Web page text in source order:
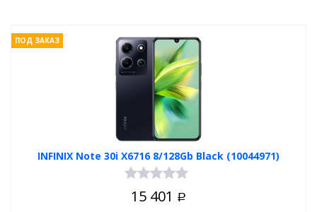
INFINIX Note 30i X6716 8/128Gb Black (10044971)
ПОД ЗАКАЗ
15 401 Р